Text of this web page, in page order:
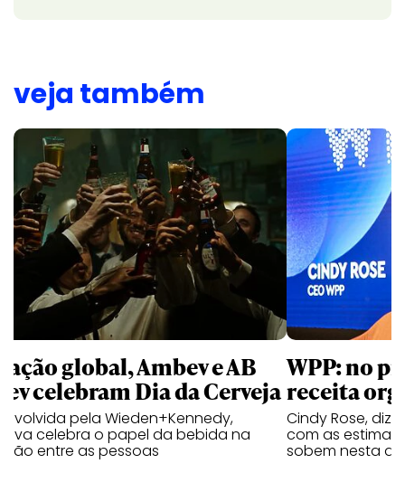
veja também
ação global, Ambev e AB
celebram Dia da Cerveja
pela Wieden+Kennedy,
celebra o papel da bebida na
entre as pessoas
WPP: no
receita
Cindy Rose, diz
com as
sobem nesta